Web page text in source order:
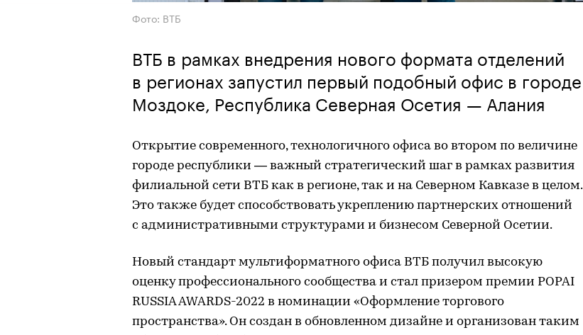
Фото: ВТБ
ВТБ в рамках внедрения нового формата отделений
в регионах запустил первый подобный офис в городе
Моздоке, Республика Северная Осетия — Алания
Открытие современного, технологичного офиса во втором по величине
городе республики — важный стратегический шаг в рамках развития
филиальной сети ВТБ как в регионе, так и на Северном Кавказе в целом.
Это также будет способствовать укреплению партнерских отношений
с административными структурами и бизнесом Северной Осетии.
Новый стандарт мультиформатного офиса ВТБ получил высокую
оценку профессионального сообщества и стал призером премии POPAI
RUSSIA AWARDS-2022 в номинации «Оформление торгового
пространства». Он создан в обновленном дизайне и организован таким